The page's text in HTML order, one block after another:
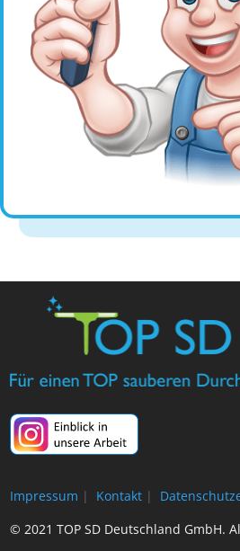
Impressum | Kontakt |
© 2021 TOP SD Deutschland GmbH.